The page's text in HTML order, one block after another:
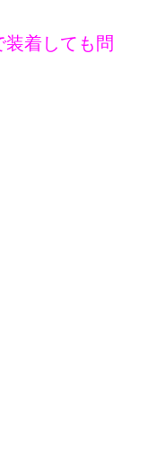
装着しても問